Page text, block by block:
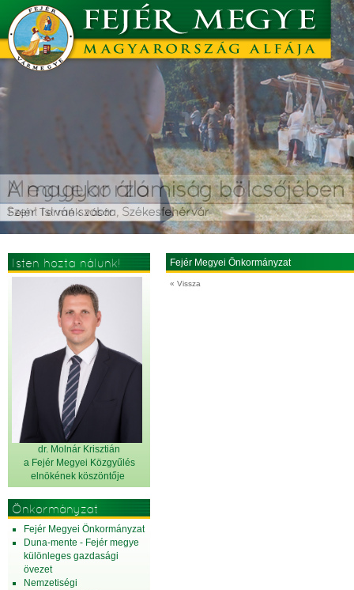
Isten hozta nálunk!
dr. Molnár Krisztián
a Fejér Megyei Közgyűlés
elnökének köszöntője
Önkormányzat
Fejér Megyei Önkormányzat
Duna-mente - Fejér megye
különleges gazdasági
övezet
Nemzetiségi
Fejér Megyei Önkormányzat
« Vissza